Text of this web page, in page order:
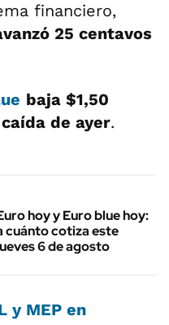
financiero,
25 centavos
baja $1,50
de ayer.
hoy y Euro blue hoy:
cuánto cotiza este
6 de agosto
y MEP en